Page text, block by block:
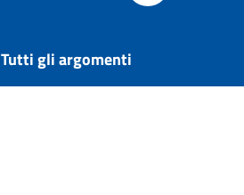
Tutti gli argomenti